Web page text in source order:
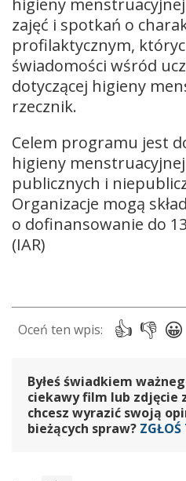
zajęć i spotkań o
profilaktycznym,
świadomości wśród
dotyczącej higieny
rzecznik.
Celem programu jest
higieny
publicznych i
Organizacje mogą
o dofinansowanie do
(IAR)
Byłeś świadkiem
ciekawy film lub zdjęcie
chcesz wyrazić swoją
bieżących spraw?